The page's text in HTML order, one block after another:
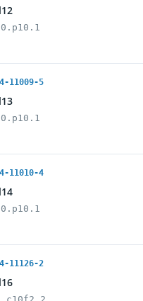
11009-5
11010-4
11126-2